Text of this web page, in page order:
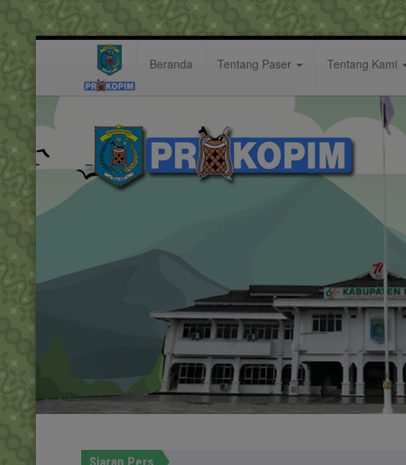
Beranda Tentang Paser Tentang Kami
Hastag:
Siaran Pers